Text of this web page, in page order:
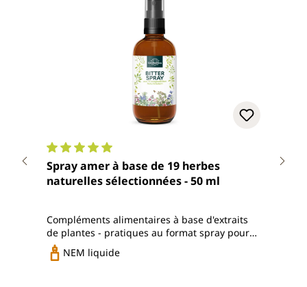
Note moyenne de 5 sur 5 étoiles
Spray amer à base de 19 herbes
naturelles sélectionnées - 50 ml
Compléments alimentaires à base d'extraits
de plantes - pratiques au format spray pour
emporter
NEM liquide